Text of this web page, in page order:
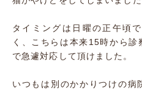
タイミングは日曜の正午頃
く、こちらは本来15時から
で急遽対応して頂けました。
いつもは別のかかりつけの病